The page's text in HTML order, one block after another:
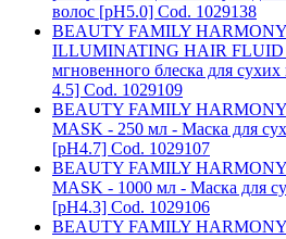
волос [pH5.0] Cod. 1029138
BEAUTY FAMILY
ILLUMINATING HAIR
мгновенного блеска для
4.5] Cod. 1029109
BEAUTY FAMILY
MASK - 250 мл - Маска для
[pH4.7] Cod. 1029107
BEAUTY FAMILY
MASK - 1000 мл - Маска для
[pH4.3] Cod. 1029106
BEAUTY FAMILY